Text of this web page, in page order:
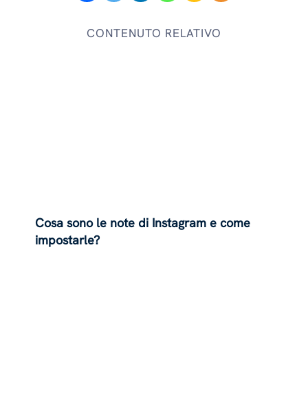
CONTENUTO RELATIVO
Cosa sono le note di Instagram e come
impostarle?